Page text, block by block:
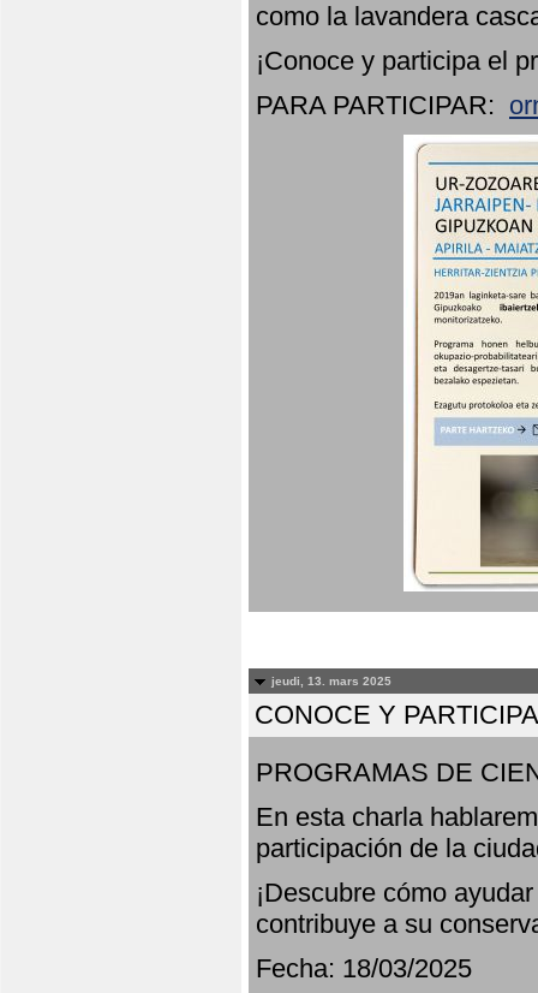
como la lavandera
¡Conoce y participa el
PARA PARTICIPAR:
jeudi, 13. mars 2025
CONOCE Y
PROGRAMAS DE
En esta charla
participación de la
¡Descubre cómo
contribuye a su
Fecha: 18/03/2025